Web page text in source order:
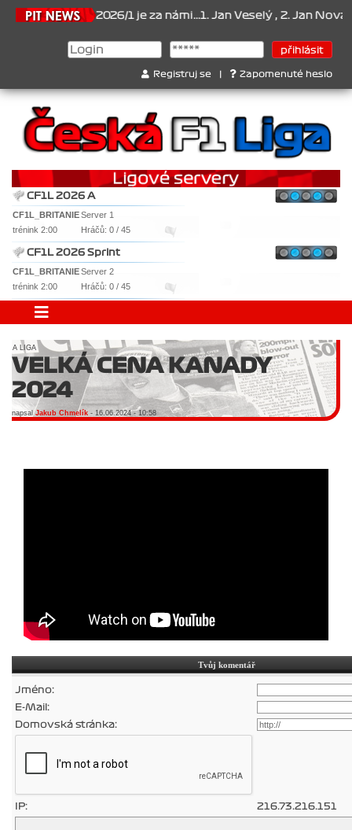
Šampionát 2026/1 je za námi...1. Jan Veselý , 2. Jan
Registruj se Zapomenuté heslo
CF1L 2026 A
CF1L_BRITANIEServer 1
trénink 2:00
Hráčů: 0 / 45
CF1L 2026 Sprint
CF1L_BRITANIEServer 2
trénink 2:00
Hráčů: 0 / 45
A LIGA
VELKÁ CENA KANADY
2024
napsalJakub Chmelík - 16.06.2024 - 10:58
Tvůj komentář
Jméno:
E-Mail:
Domovská stránka:
IP: 216.73.216.151